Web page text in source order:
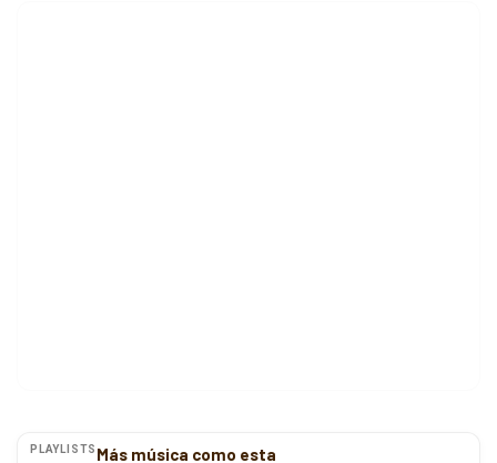
PLAYLISTS Más música como esta